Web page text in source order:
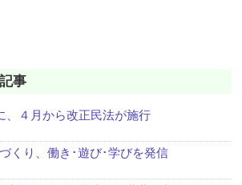
事
、４月から改正民法が施行
くり、働き･遊び･学びを発信